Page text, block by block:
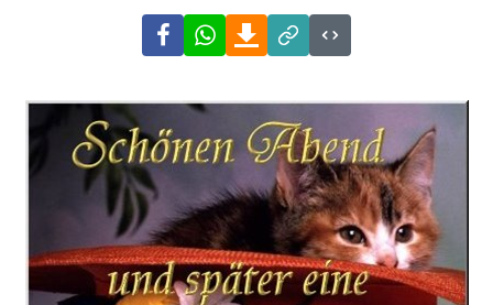
FacebookWhatsAppDownload
Link
Code